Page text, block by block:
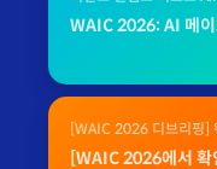
WAIC 2026: AI 메
[WAIC 2026 디브리핑]
[WAIC 2026에서 확